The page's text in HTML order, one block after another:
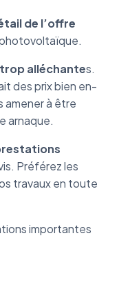
de l’offre
alléchantes.
des prix bien en-
amener à être
arnaque.
Préférez les
travaux en toute
importantes